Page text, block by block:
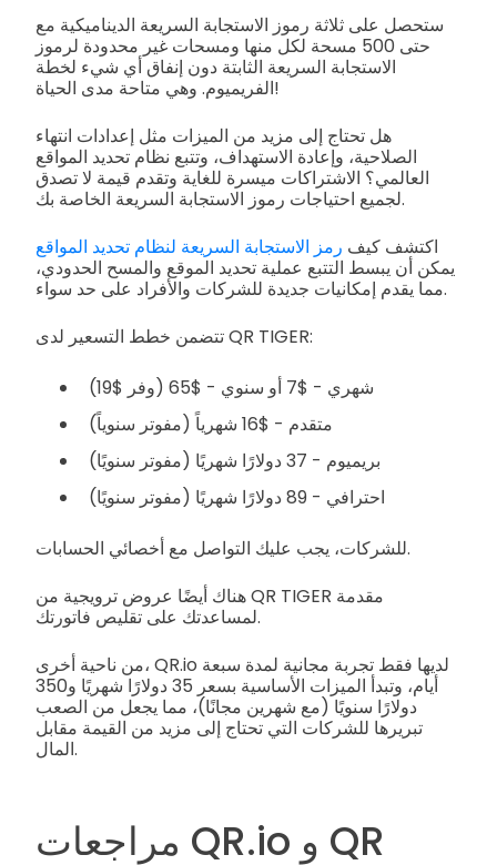
ستحصل على ثلاثة رموز الاستجابة السريعة الديناميكية مع
حتى 500 مسحة لكل منها ومسحات غير محدودة لرموز
الاستجابة السريعة الثابتة دون إنفاق أي شيء لخطة
الفريميوم. وهي متاحة مدى الحياة!
هل تحتاج إلى مزيد من الميزات مثل إعدادات انتهاء
الصلاحية، وإعادة الاستهداف، وتتبع نظام تحديد المواقع
العالمي؟ الاشتراكات ميسرة للغاية وتقدم قيمة لا تصدق
لجميع احتياجات رموز الاستجابة السريعة الخاصة بك.
اكتشف كيف رمز الاستجابة السريعة لنظام تحديد المواقع
يمكن أن يبسط التتبع عملية تحديد الموقع والمسح الحدودي،
مما يقدم إمكانيات جديدة للشركات والأفراد على حد سواء.
تتضمن خطط التسعير لدى QR TIGER:
شهري - $7 أو سنوي - $65 (وفر $19)
متقدم - $16 شهرياً (مفوتر سنوياً)
بريميوم - 37 دولارًا شهريًا (مفوتر سنويًا)
احترافي - 89 دولارًا شهريًا (مفوتر سنويًا)
للشركات، يجب عليك التواصل مع أخصائي الحسابات.
هناك أيضًا عروض ترويجية من QR TIGER مقدمة
لمساعدتك على تقليص فاتورتك.
من ناحية أخرى، QR.io لديها فقط تجربة مجانية لمدة سبعة
أيام، وتبدأ الميزات الأساسية بسعر 35 دولارًا شهريًا و350
دولارًا سنويًا (مع شهرين مجانًا)، مما يجعل من الصعب
تبريرها للشركات التي تحتاج إلى مزيد من القيمة مقابل
المال.
مراجعات QR.io و QR